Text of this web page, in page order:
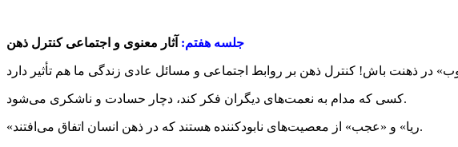
جلسه هفتم: آثار معنوی و اجتماعی کنترل ذهن
در ذهنت باش! کنترل ذهن بر روابط اجتماعی و مسائل عادی زندگی ما هم تأثیر دارد
کسی که مدام به نعمت‌های دیگران فکر کند، دچار حسادت و ناشکری می‌شود.
«ریا» و «عجب» از معصیت‌های نابودکننده هستند که در ذهن انسان اتفاق می‌افتند.